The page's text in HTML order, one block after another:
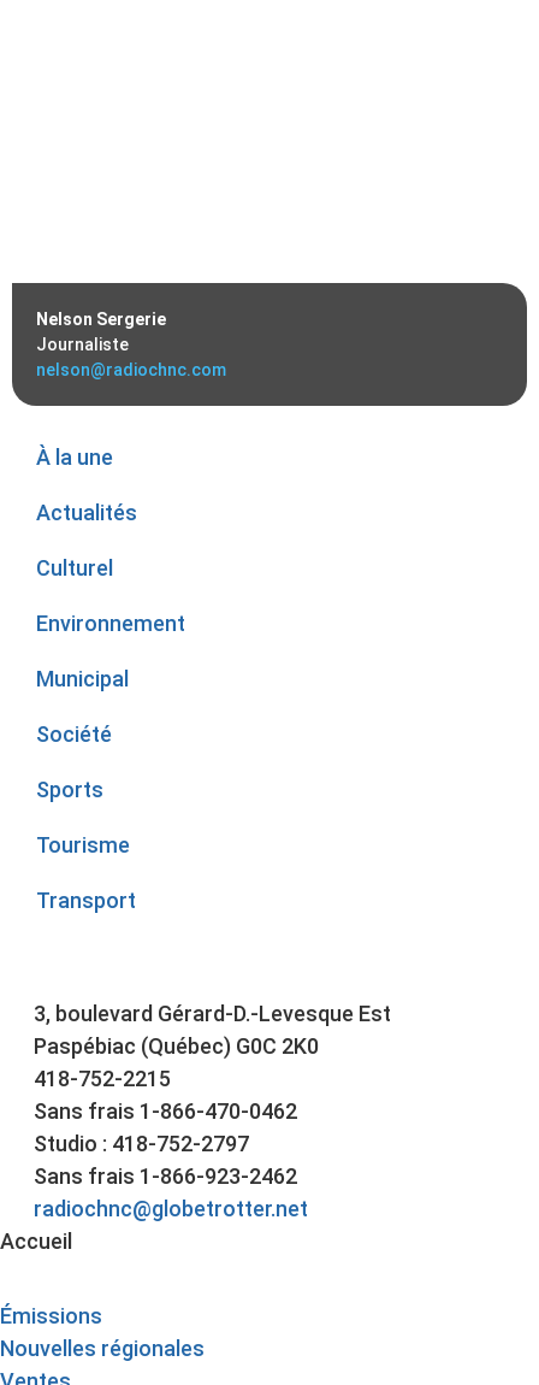
Nelson Sergerie
Journaliste
nelson@radiochnc.com
À la une
Actualités
Culturel
Environnement
Municipal
Société
Sports
Tourisme
Transport
3, boulevard Gérard-D.-Levesque Est
Paspébiac (Québec) G0C 2K0
418-752-2215
Sans frais 1-866-470-0462
Studio : 418-752-2797
Sans frais 1-866-923-2462
radiochnc@globetrotter.net
Accueil
Émissions
Nouvelles régionales